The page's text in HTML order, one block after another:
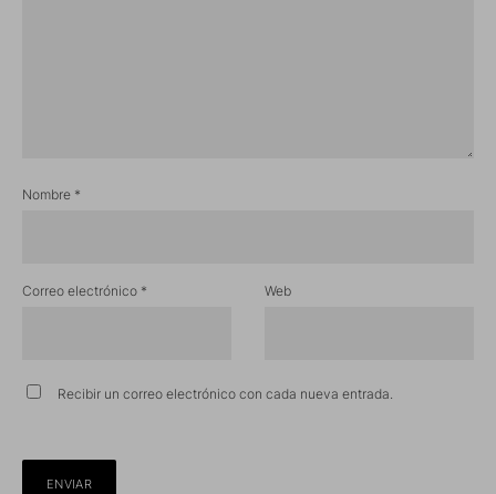
Nombre *
Correo electrónico * Web
Recibir un correo electrónico con cada nueva entrada.